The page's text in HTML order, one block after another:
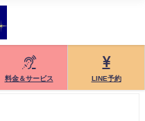
料金＆サービス LINE予約